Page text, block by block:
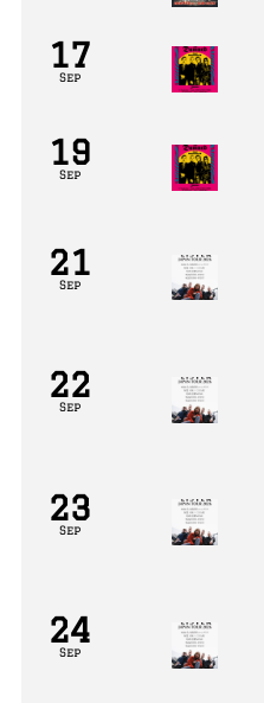
17
Sep
19
Sep
21
Sep
22
Sep
23
Sep
24
Sep